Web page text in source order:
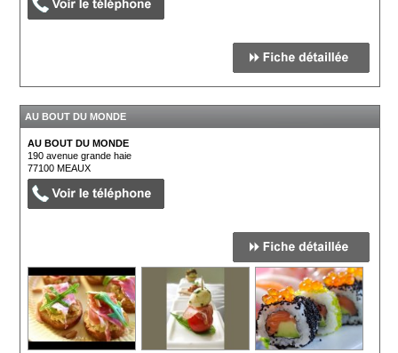
AU BOUT DU MONDE
AU BOUT DU MONDE
190 avenue grande haie
77100MEAUX